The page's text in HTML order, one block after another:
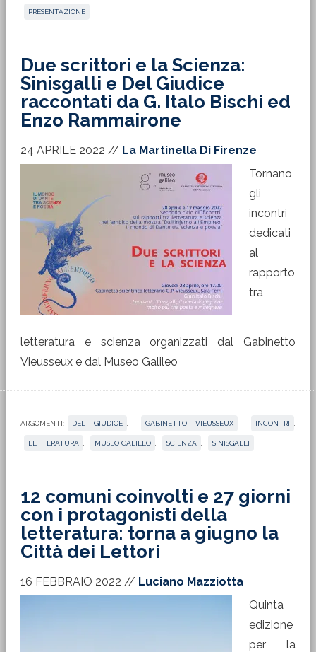
PRESENTAZIONE
Due scrittori e la Scienza:
Sinisgalli e Del Giudice
raccontati da G. Italo Bischi ed
Enzo Rammairone
24 APRILE 2022 // La Martinella Di Firenze
Tornano
gli
incontri
dedicati
al
rapporto
tra
letteratura e scienza organizzati dal Gabinetto
Vieusseux e dal Museo Galileo
ARGOMENTI: DEL GIUDICE GABINETTO VIEUSSEUX INCONTRI
LETTERATURA MUSEO GALILEO SCIENZA SINISGALLI
12 comuni coinvolti e 27 giorni
con i protagonisti della
letteratura: torna a giugno la
Città dei Lettori
16 FEBBRAIO 2022 // Luciano Mazziotta
Quinta
edizione
per la